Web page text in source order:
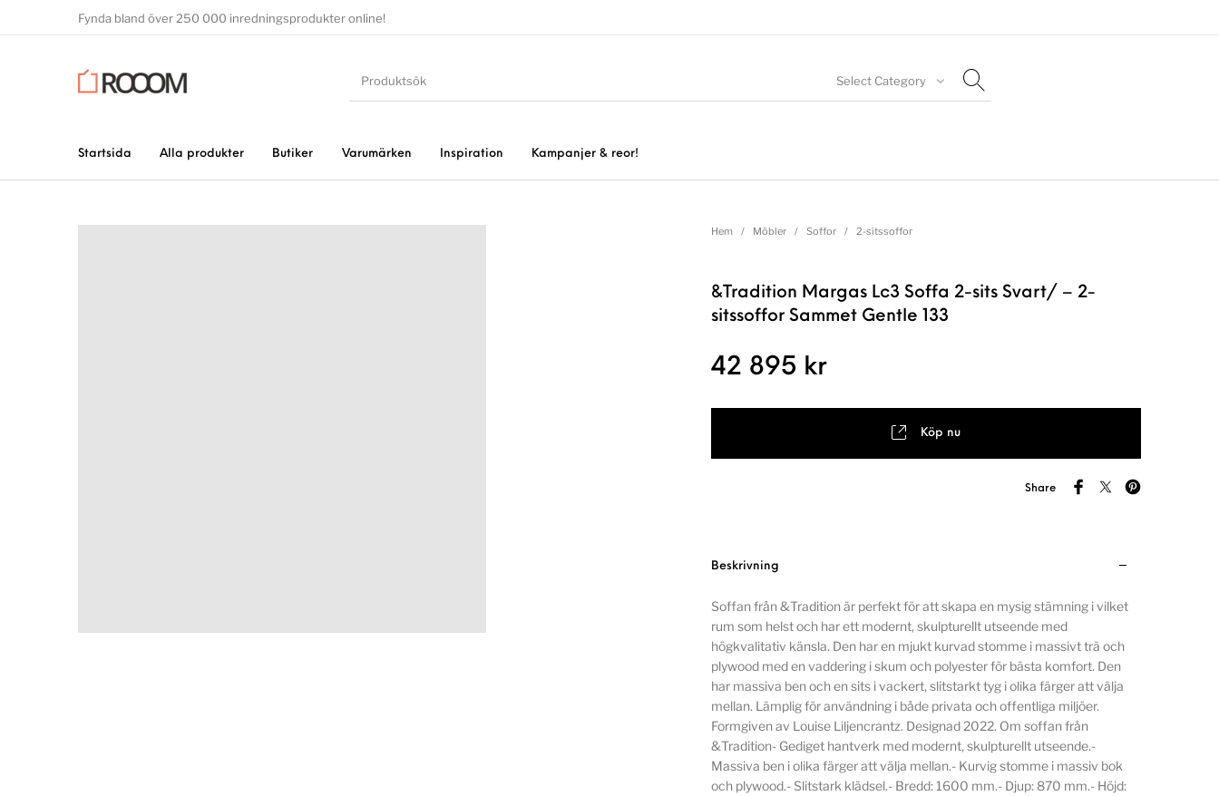
Fynda bland över 250 000 inredningsprodukter online!
Select Category
Startsida Alla produkter Butiker Varumärken Inspiration Kampanjer & reor!
Hem / Möbler / Soffor / 2-sitssoffor
&Tradition Margas Lc3 Soffa 2-sits Svart/ – 2-
sitssoffor Sammet Gentle 133
42 895 kr
Köp nu
Share
Beskrivning
Soffan från &Tradition är perfekt för att skapa en mysig stämning i vilket
rum som helst och har ett modernt, skulpturellt utseende med
högkvalitativ känsla. Den har en mjukt kurvad stomme i massivt trä och
plywood med en vaddering i skum och polyester för bästa komfort. Den
har massiva ben och en sits i vackert, slitstarkt tyg i olika färger att välja
mellan. Lämplig för användning i både privata och offentliga miljöer.
Formgiven av Louise Liljencrantz. Designad 2022. Om soffan från
&Tradition- Gediget hantverk med modernt, skulpturellt utseende.-
Massiva ben i olika färger att välja mellan.- Kurvig stomme i massiv bok
och plywood.- Slitstark klädsel.- Bredd: 1600 mm.- Djup: 870 mm.- Höjd: